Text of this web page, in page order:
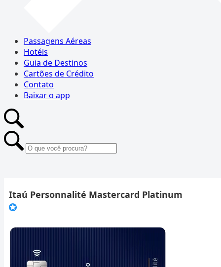
Passagens Aéreas
Hotéis
Guia de Destinos
Cartões de Crédito
Contato
Baixar o app
Itaú Personnalité Mastercard Platinum